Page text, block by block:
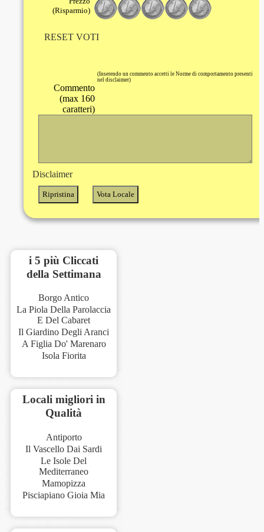
(Risparmio)
RESET VOTI
(Inserendo un commento accetti le Norme di comportamento presenti
nel disclaimer)
Commento
(max 160
caratteri)
Disclaimer
i 5 più Cliccati
della Settimana
Borgo Antico
La Piola Della Parolaccia
E Del Cabaret
Il Giardino Degli Aranci
A Figlia Do' Marenaro
Isola Fiorita
Locali migliori in
Qualità
Antiporto
Il Vascello Dai Sardi
Le Isole Del
Mediterraneo
Mamopizza
Pisciapiano Gioia Mia